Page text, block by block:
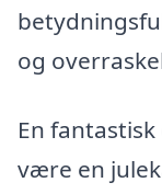
og
En
være en